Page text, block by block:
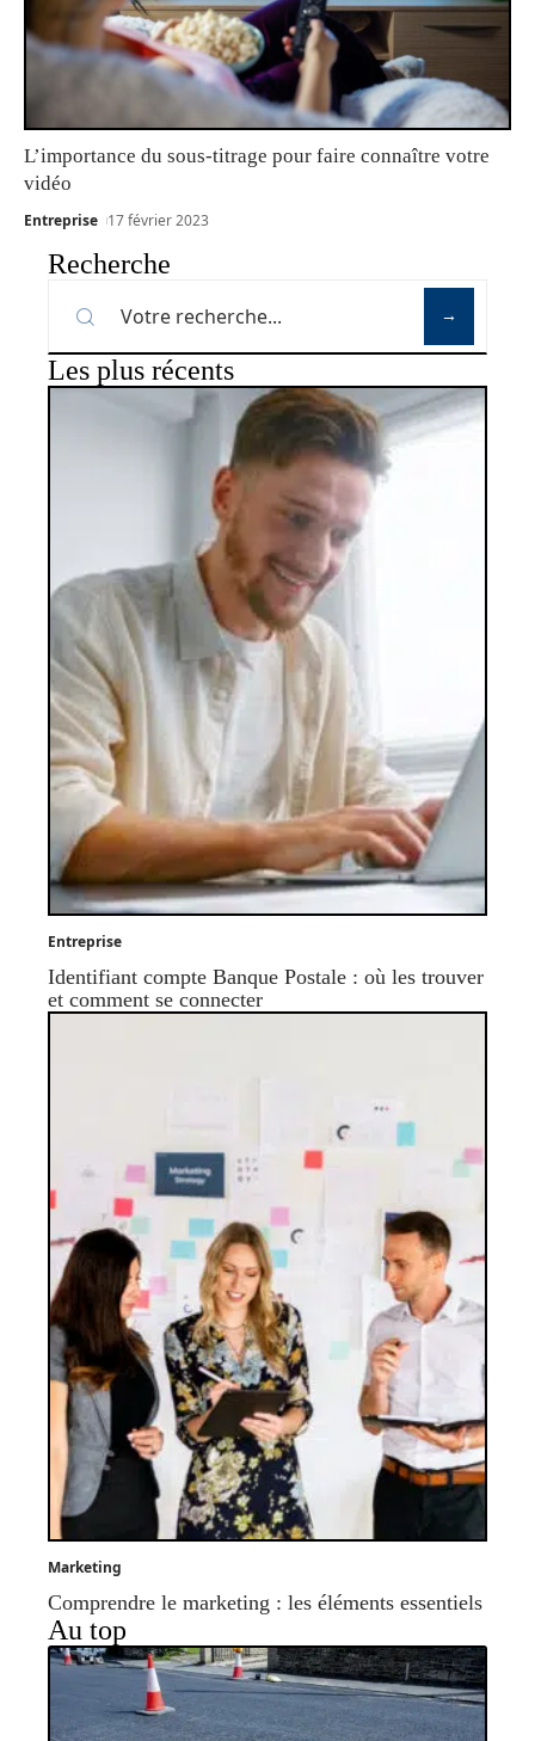
L’importance du sous-titrage pour faire connaître votre
vidéo
Entreprise 17 février 2023
Recherche
Les plus récents
Entreprise
Identifiant compte Banque Postale : où les trouver
et comment se connecter
Marketing
Comprendre le marketing : les éléments essentiels
Au top